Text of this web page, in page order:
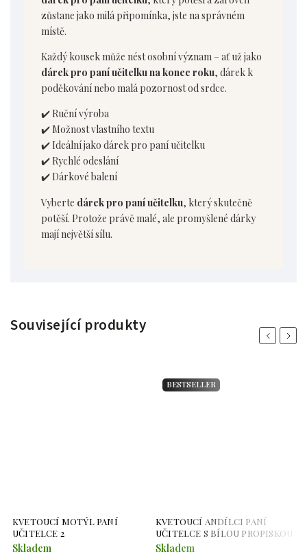
zůstane jako milá připomínka, jste na správném
místě.
Každý kousek může nést osobní význam – ať už jako
dárek pro paní učitelku na konec roku, dárek k
poděkování nebo malá pozornost od srdce.
✔️ Ruční výroba
✔️ Možnost vlastního textu
✔️ Ideální jako dárek pro paní učitelku
✔️ Rychlé odeslání
✔️ Dárkové balení
Vyberte dárek pro paní učitelku, který skutečně
potěší. Protože právě malé, ale promyšlené dárky
mají největší sílu.
Související produkty
Previous
KVETOUCÍ MOTÝL PANÍ
UČITELCE 2
Skladem
BESTSELLER
KVETOUCÍ ANDÍLCI PANÍ
UČITELCE S BÍLOU PROPISKOU
Skladem
Next